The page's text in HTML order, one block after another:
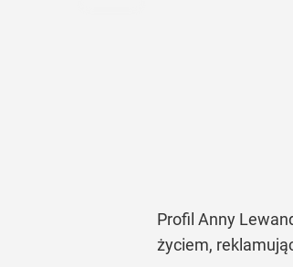
Profil Anny
życiem,